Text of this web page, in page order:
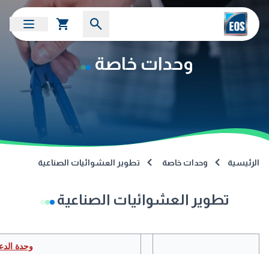
وحدات خاصة
الرئيسية وحدات خاصة تطوير العشوائيات الصناعية
تطوير العشوائيات الصناعية
وحدة